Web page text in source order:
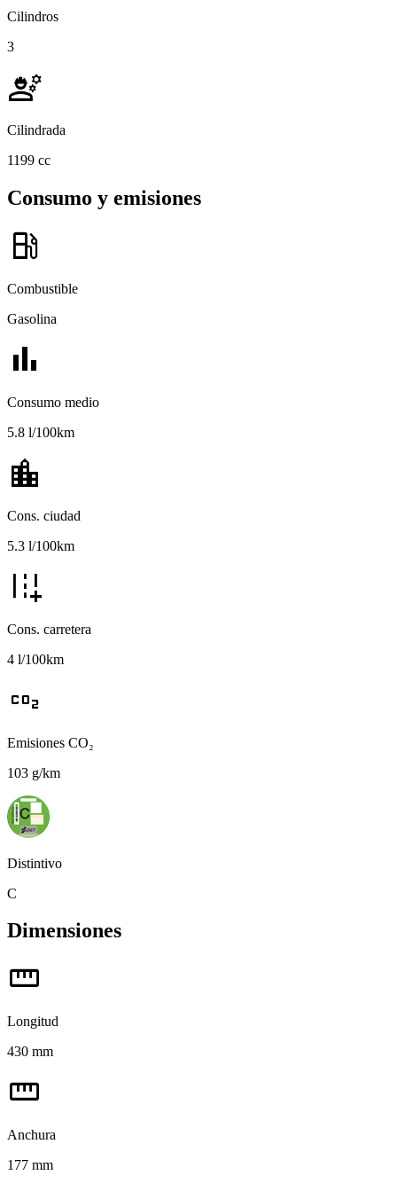
Cilindros
3
engineering
Cilindrada
1199 cc
Consumo y emisiones
local_gas_station
Combustible
Gasolina
bar_chart
Consumo medio
5.8 l/100km
location_city
Cons. ciudad
5.3 l/100km
add_road
Cons. carretera
4 l/100km
co2
Emisiones CO₂
103 g/km
Distintivo
C
Dimensiones
straighten
Longitud
430 mm
straighten
Anchura
177 mm